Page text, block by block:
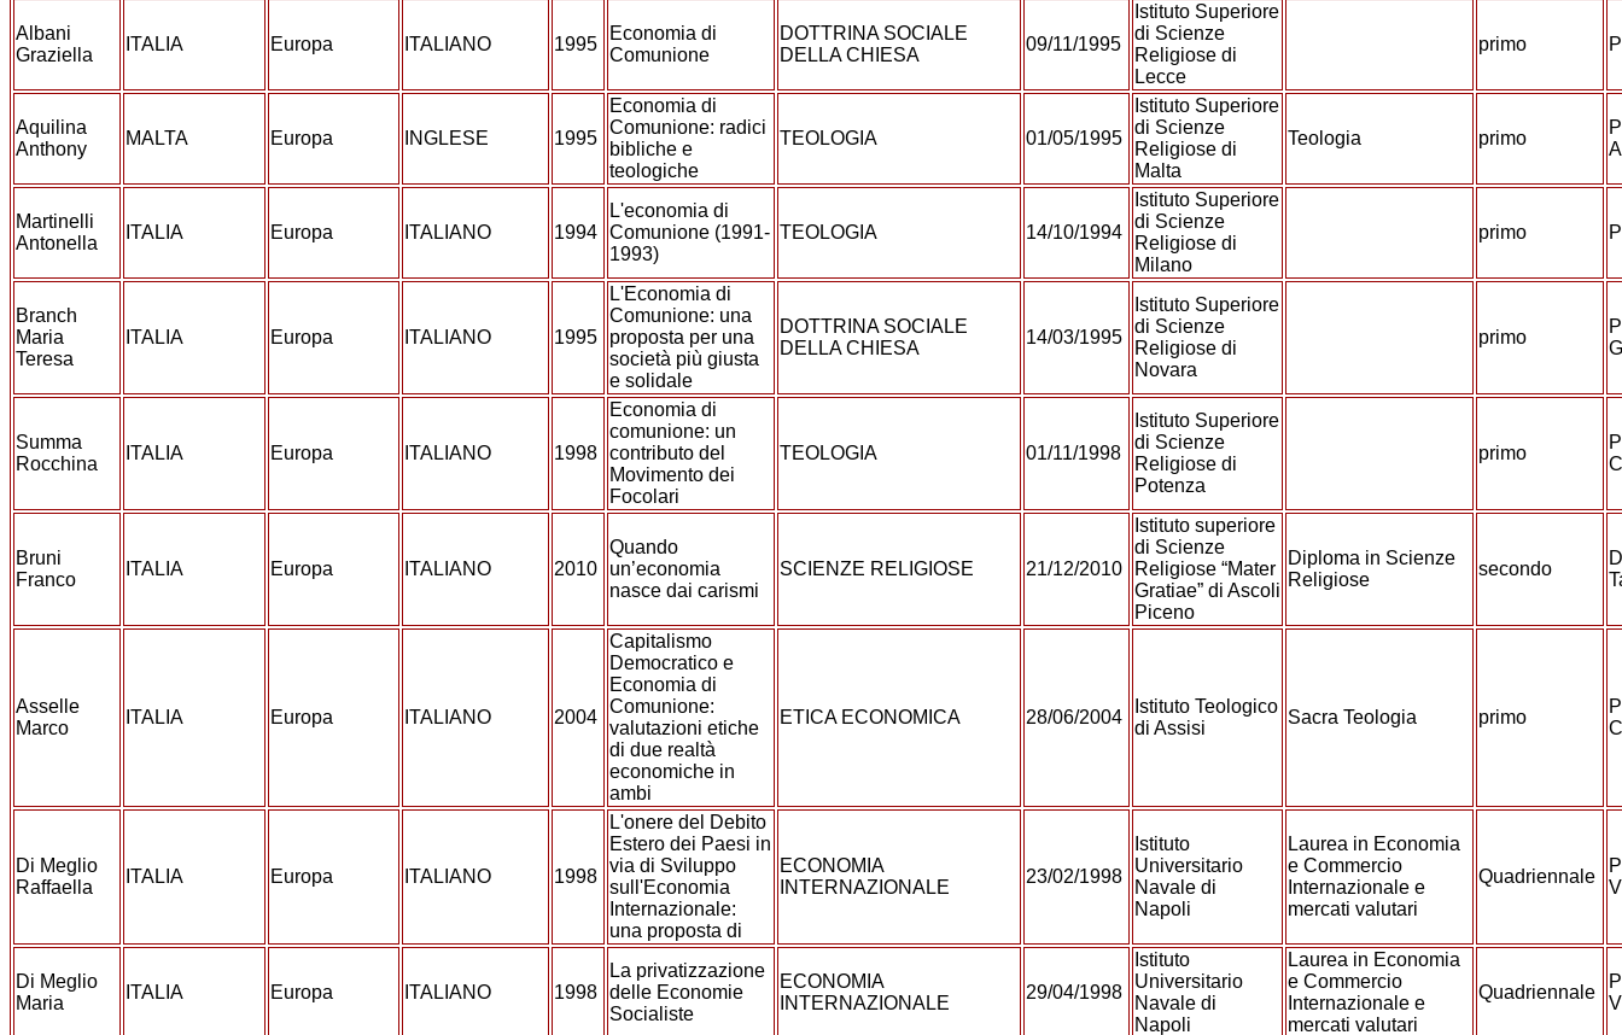
Albani
Graziella
ITALIA Europa ITALIANO 1995
Economia di
Comunione
DOTTRINA SOCIALE
DELLA CHIESA
09/11/1995
Istituto Superiore
di Scienze
Religiose di
Lecce
primo
Aquilina
Anthony
MALTA Europa INGLESE 1995
Economia di
Comunione: radici
bibliche e
teologiche
TEOLOGIA 01/05/1995
Istituto Superiore
di Scienze
Religiose di
Malta
Teologia primo
Martinelli
Antonella
ITALIA Europa ITALIANO 1994
L'economia di
Comunione (1991-
1993)
TEOLOGIA 14/10/1994
Istituto Superiore
di Scienze
Religiose di
Milano
primo
Branch
Maria
Teresa
ITALIA Europa ITALIANO 1995
L'Economia di
Comunione: una
proposta per una
società più giusta
e solidale
DOTTRINA SOCIALE
DELLA CHIESA
14/03/1995
Istituto Superiore
di Scienze
Religiose di
Novara
primo
Summa
Rocchina
ITALIA Europa ITALIANO 1998
Economia di
comunione: un
contributo del
Movimento dei
Focolari
TEOLOGIA 01/11/1998
Istituto Superiore
di Scienze
Religiose di
Potenza
primo
Bruni
Franco
ITALIA Europa ITALIANO 2010
Quando
un’economia
nasce dai carismi
SCIENZE RELIGIOSE 21/12/2010
Istituto superiore
di Scienze
Religiose “Mater
Gratiae” di Ascoli
Piceno
Diploma in Scienze
Religiose
secondo
Asselle
Marco
ITALIA Europa ITALIANO 2004
Capitalismo
Democratico e
Economia di
Comunione:
valutazioni etiche
di due realtà
economiche in
ambi
ETICA ECONOMICA 28/06/2004
Istituto Teologico
di Assisi
Sacra Teologia primo
Di Meglio
Raffaella
ITALIA Europa ITALIANO 1998
L'onere del Debito
Estero dei Paesi in
via di Sviluppo
sull'Economia
Internazionale:
una proposta di
ECONOMIA
INTERNAZIONALE
23/02/1998
Istituto
Universitario
Navale di
Napoli
Laurea in Economia
e Commercio
Internazionale e
mercati valutari
Quadriennale
Di Meglio
Maria
ITALIA Europa ITALIANO 1998
La privatizzazione
delle Economie
Socialiste
ECONOMIA
INTERNAZIONALE
29/04/1998
Istituto
Universitario
Navale di
Napoli
Laurea in Economia
e Commercio
Internazionale e
mercati valutari
Quadriennale